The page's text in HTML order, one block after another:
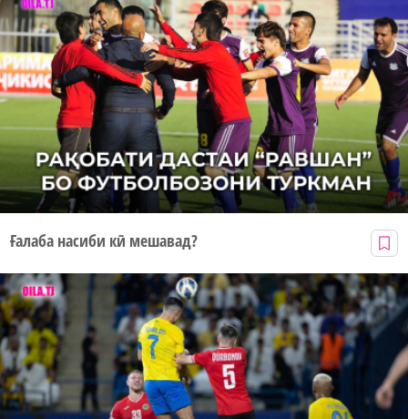
Ғалаба насиби кӣ мешавад?